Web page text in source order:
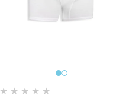
★ ★ ★ ★ ★